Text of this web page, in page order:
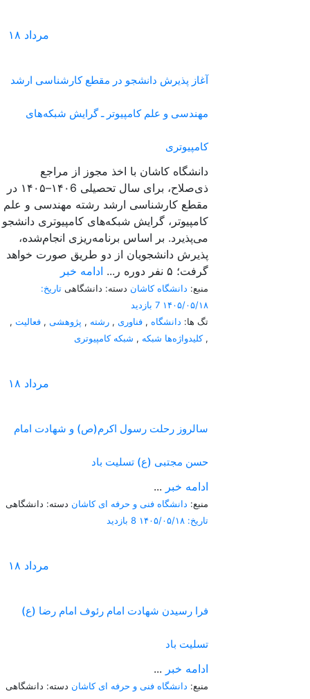
۱۸ مرداد
آغاز پذیرش دانشجو در مقطع کارشناسی ارشد
مهندسی و علم کامپیوتر ـ گرایش شبکه‌های
کامپیوتری
دانشگاه کاشان با اخذ مجوز از مراجع
ذی‌صلاح، برای سال تحصیلی ۱۴۰6–۱۴۰۵ در
مقطع کارشناسی ارشد رشته مهندسی و علم
کامپیوتر، گرایش شبکه‌های کامپیوتری دانشجو
می‌پذیرد. بر اساس برنامه‌ریزی انجام‌شده،
پذیرش دانشجویان از دو طریق صورت خواهد
گرفت؛ ۵ نفر دوره ر...
ادامه خبر
منبع: دانشگاه کاشان دسته: دانشگاهی تاریخ:
۱۴۰۵/۰۵/۱۸ 7 بازدید
تگ ها: دانشگاه , فناوری , رشته , پژوهشی , فعالیت ,
کلیدواژه‌ها شبکه , شبکه کامپیوتری ,
۱۸ مرداد
سالروز رحلت رسول اکرم(ص) و شهادت امام
حسن مجتبی (ع) تسلیت باد
... ادامه خبر
منبع: دانشگاه فنی و حرفه ای کاشان دسته: دانشگاهی
تاریخ: ۱۴۰۵/۰۵/۱۸
8 بازدید
۱۸ مرداد
فرا رسیدن شهادت امام رئوف امام رضا (ع)
تسلیت باد
... ادامه خبر
منبع: دانشگاه فنی و حرفه ای کاشان دسته: دانشگاهی